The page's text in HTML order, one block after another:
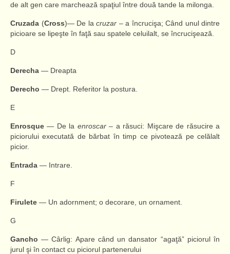
de alt gen care marchează spaţiul între două tande la milonga.
Cruzada (Cross)— De la cruzar – a încrucişa; Când unul dintre
picioare se lipeşte în faţă sau spatele celuilalt, se încrucişează.
D
Derecha — Dreapta
Derecho — Drept. Referitor la postura.
E
Enrosque — De la enroscar– a răsuci: Mişcare de răsucire a
piciorului executată de bărbat în timp ce pivotează pe celălalt
picior.
Entrada — Intrare.
F
Firulete — Un adornment; o decorare, un ornament.
G
Gancho — Cârlig: Apare când un dansator “agaţă” piciorul în
jurul şi în contact cu piciorul partenerului